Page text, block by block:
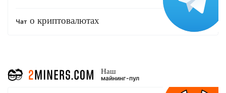
Чат о криптовалютах
Наш
майнинг-пул